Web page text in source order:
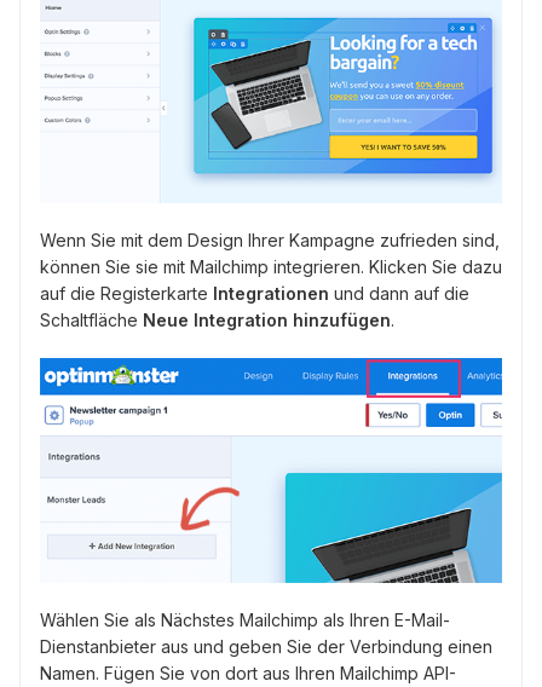
Wenn Sie mit dem Design Ihrer Kampagne zufrieden sind,
können Sie sie mit Mailchimp integrieren. Klicken Sie dazu
auf die Registerkarte Integrationen und dann auf die
Schaltfläche Neue Integration hinzufügen.
Wählen Sie als Nächstes Mailchimp als Ihren E-Mail-
Dienstanbieter aus und geben Sie der Verbindung einen
Namen. Fügen Sie von dort aus Ihren Mailchimp API-